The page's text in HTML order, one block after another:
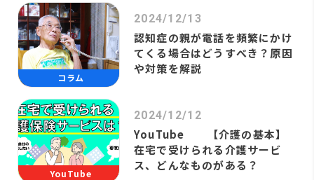
コラム
2024/12/13
認知症の親が電話を頻繁にかけ
てくる場合はどうすべき？原因
や対策を解説
YouTube
2024/12/12
YouTube 【介護の基本】
在宅で受けられる介護サービ
ス、どんなものがある？